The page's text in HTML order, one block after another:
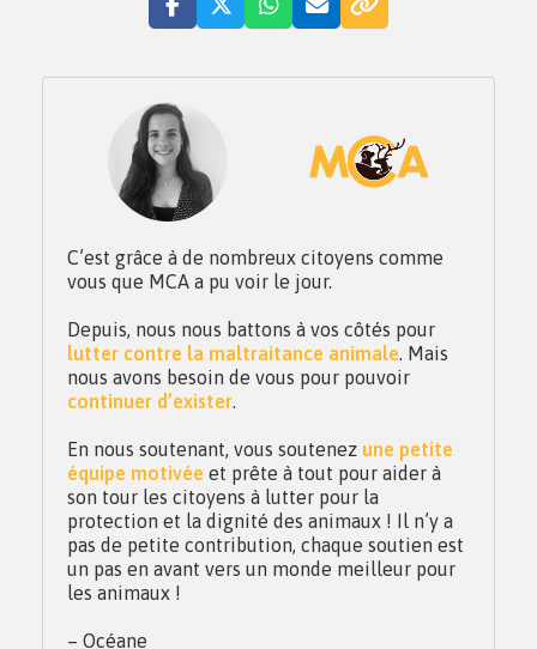
C’est grâce à de nombreux citoyens comme
vous que MCA a pu voir le jour.
Depuis, nous nous battons à vos côtés pour
lutter contre la maltraitance animale. Mais
nous avons besoin de vous pour pouvoir
continuer d’exister.
En nous soutenant, vous soutenez une petite
équipe motivée et prête à tout pour aider à
son tour les citoyens à lutter pour la
protection et la dignité des animaux ! Il n’y a
pas de petite contribution, chaque soutien est
un pas en avant vers un monde meilleur pour
les animaux !
– Océane